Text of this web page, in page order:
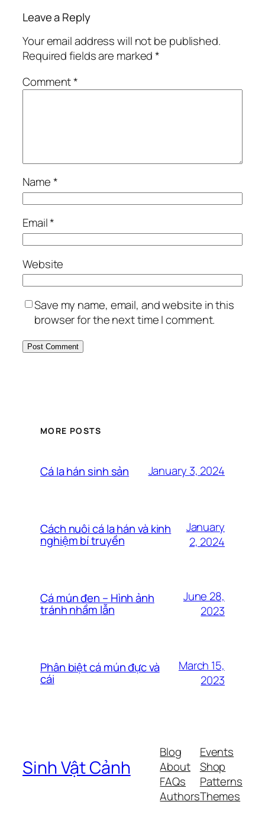
Leave a Reply
Your email address will not be published.
Required fields are marked*
Comment*
Name*
Email*
Website
Save my name, email, and website in this
browser for the next time I comment.
MORE POSTS
Cá la hán sinh sản January 3, 2024
Cách nuôi cá la hán và kinh
nghiệm bí truyền
January
2, 2024
Cá mún đen – Hình ảnh
tránh nhầm lẫn
June 28,
2023
Phân biệt cá mún đực và
cái
March 15,
2023
Sinh Vật Cảnh
Blog
About
FAQs
Authors
Events
Shop
Patterns
Themes